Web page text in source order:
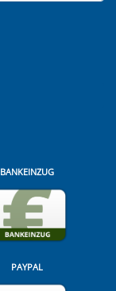
BANKEINZUG
PAYPAL